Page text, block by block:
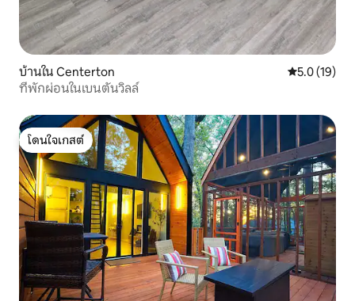
บ้านใน Centerton คะแนนเฉลี่ย
5.0 (19)
ที่พักผ่อนในเบนตันวิลล์
โดนใจเกสต์
โดนใจเกสต์